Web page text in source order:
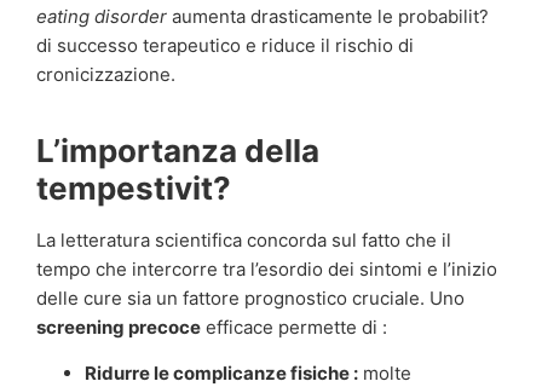
eating disorder aumenta drasticamente le probabilit?
di successo terapeutico e riduce il rischio di
cronicizzazione.
L’importanza della
tempestivit?
La letteratura scientifica concorda sul fatto che il
tempo che intercorre tra l’esordio dei sintomi e l’inizio
delle cure sia un fattore prognostico cruciale. Uno
screening precoce efficace permette di :
Ridurre le complicanze fisiche : molte